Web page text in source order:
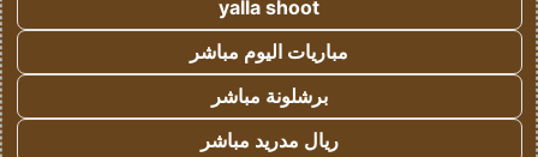
yalla shoot
مباريات اليوم مباشر
برشلونة مباشر
ريال مدريد مباشر